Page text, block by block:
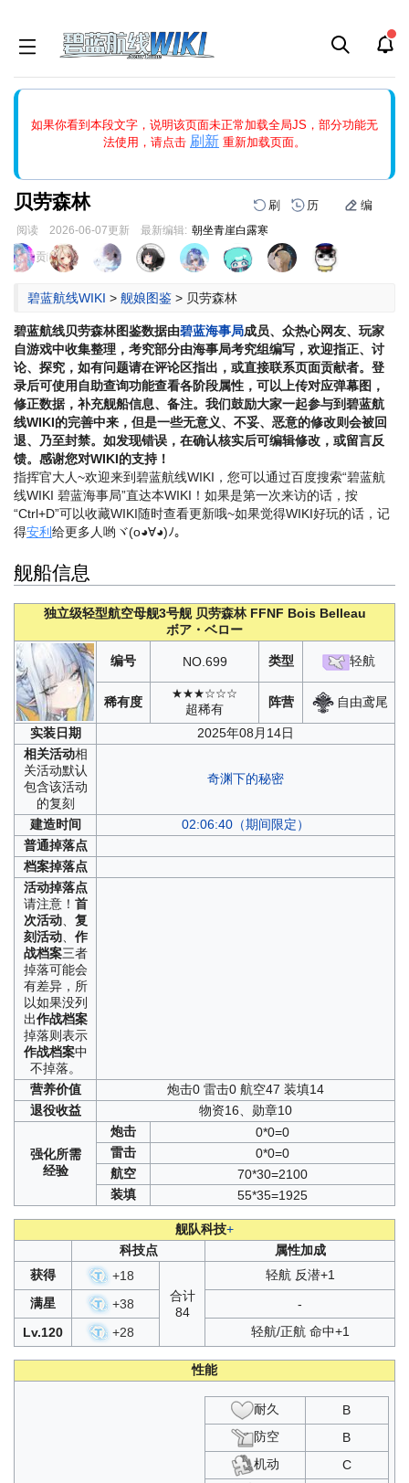
如果你看到本段文字，说明该页面未正常加载全局JS，部分功能无
法使用，请点击 刷新 重新加载页面。
能中的刷新按钮清除页面缓存并刷新，如果还有问题，请多尝试几
贝劳森林 刷 历 编
阅读 2026-06-07更新 最新编辑: 朝坐青崖白露寒
跳
到
跳
到
页面贡献者 :
碧蓝航线WIKI > 舰娘图鉴 > 贝劳森林
碧蓝航线贝劳森林图鉴数据由碧蓝海事局成员、众热心网友、玩家
自游戏中收集整理，考究部分由海事局考究组编写，欢迎指正、讨
论、探究，如有问题请在评论区指出，或直接联系页面贡献者。登
录后可使用自助查询功能查看各阶段属性，可以上传对应弹幕图，
修正数据，补充舰船信息、备注。我们鼓励大家一起参与到碧蓝航
线WIKI的完善中来，但是一些无意义、不妥、恶意的修改则会被回
退、乃至封禁。如发现错误，在确认核实后可编辑修改，或留言反
馈。感谢您对WIKI的支持！
指挥官大人~欢迎来到碧蓝航线WIKI，您可以通过百度搜索“碧蓝航
线WIKI 碧蓝海事局”直达本WIKI！如果是第一次来访的话，按
“Ctrl+D”可以收藏WIKI随时查看更新哦~如果觉得WIKI好玩的话，记
得安利 给更多人哟ヾ(o◕∀◕)ﾉ。
舰船信息
独立级轻型航空母舰3号舰 贝劳森林 FFNF Bois Belleau
ボア・ベロー
编号 NO.699 类型 轻航
稀有度
★★★☆☆☆
超稀有 阵营 自由鸢尾
实装日期
2025年08月14日
相关活动相
关活动默认
包含该活动
的复刻
奇渊下的秘密
建造时间
02:06:40（期间限定）
普通掉落点
档案掉落点
活动掉落点
请注意！ 首
次活动、 复
刻活动、 作
战档案三者
掉落可能会
有差异，所
以如果没列
出作战档案
掉落则表示
作战档案中
不掉落。
营养价值
炮击0 雷击0 航空47 装填14
退役收益 物资16、勋章10
强化所需
经验
炮击
0*0=0
雷击
0*0=0
航空
70*30=2100
装填
55*35=1925
舰队科技+
科技点
属性加成
获得
+18
合计
84
轻航 反潜+1
满星
+38
-
Lv.120
+28 轻航/正航 命中+1
性能
耐久
B
防空
B
机动
C